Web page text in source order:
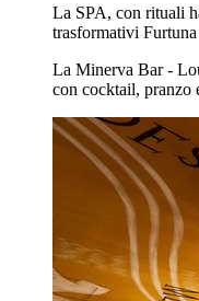
La SPA, con rituali
trasformativi
La Minerva Bar -
con cocktail, pranzo